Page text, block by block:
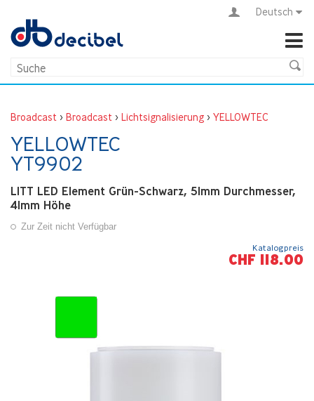
Deutsch
Broadcast > Broadcast > Lichtsignalisierung > YELLOWTEC
YELLOWTEC
YT9902
LITT LED Element Grün-Schwarz, 51mm Durchmesser,
41mm Höhe
Zur Zeit nicht Verfügbar
Katalogpreis
CHF 118.00